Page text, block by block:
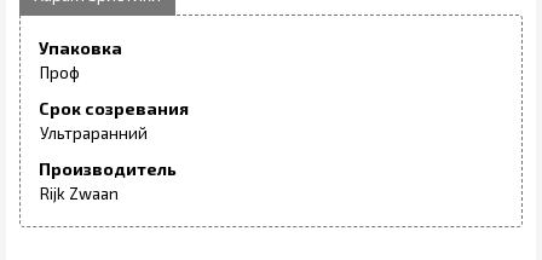
Упаковка
Проф
Срок созревания
Ультраранний
Производитель
Rijk Zwaan